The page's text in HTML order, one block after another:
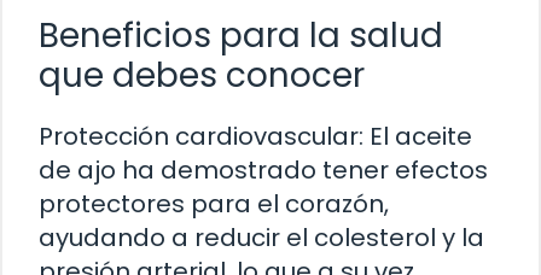
Beneficios para la salud
que debes conocer
Protección cardiovascular: El aceite
de ajo ha demostrado tener efectos
protectores para el corazón,
ayudando a reducir el colesterol y la